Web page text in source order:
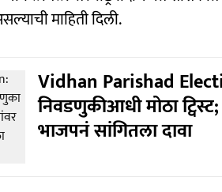
माहिती दिली.
Vidhan Parishad
निवडणुकीआधी मोठा
भाजपनं सांगितला दावा